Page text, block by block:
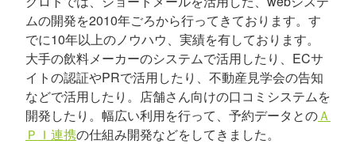
ムの開発を2010年ごろから行ってきております。す
でに10年以上のノウハウ、実績を有しております。
大手の飲料メーカーのシステムで活用したり、ECサ
イトの認証やPRで活用したり、不動産見学会の告知
などで活用したり。店舗さん向けの口コミシステムを
開発したり。幅広い利用を行って、予約データとのＡ
ＰＩ連携の仕組み開発などをしてきました。